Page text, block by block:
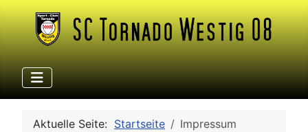
Aktuelle Seite: Startseite Impressum